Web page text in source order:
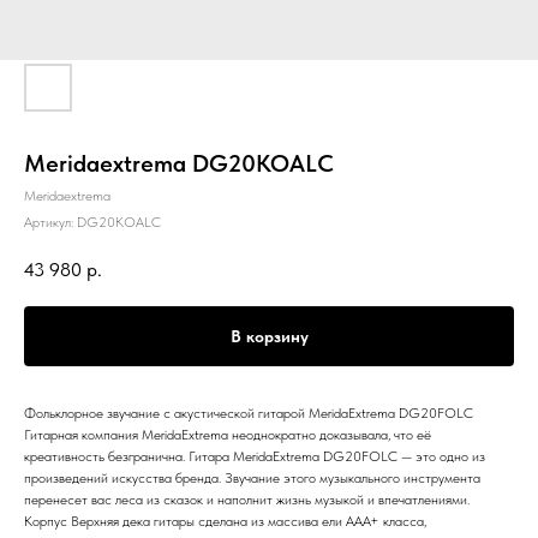
Meridaextrema DG20KOALC
Meridaextrema
Артикул: DG20KOALC
43 980 р.
В корзину
Фольклорное звучание с акустической гитарой MeridaExtrema DG20FOLC
Гитарная компания MeridaExtrema неоднократно доказывала, что её
креативность безгранична. Гитара MeridaExtrema DG20FOLC — это одно из
произведений искусства бренда. Звучание этого музыкального инструмента
перенесет вас леса из сказок и наполнит жизнь музыкой и впечатлениями.
Корпус Верхняя дека гитары сделана из массива ели AAA+ класса,